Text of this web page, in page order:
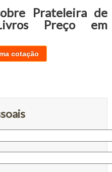
Prateleira de
Preço em
cotação